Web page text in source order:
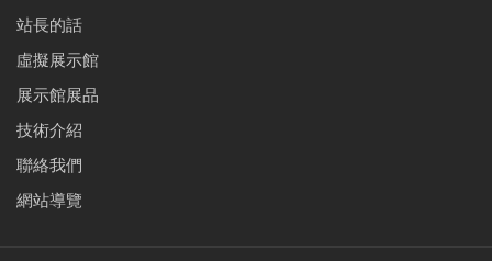
站長的話
虛擬展示館
展示館展品
技術介紹
聯絡我們
網站導覽